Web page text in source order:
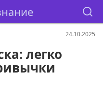
24.10.2025
легко